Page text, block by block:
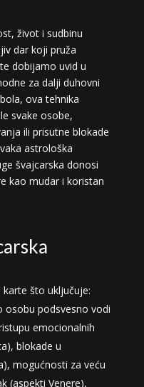
život i sudbinu
dar koji pruža
dobijamo uvid u
za dalji duhovni
ova tehnika
svake osobe,
ili prisutne blokade
astrološka
švajcarska donosi
kao mudar i koristan
što uključuje:
osobu podsvesno vodi
emocionalnih
blokade u
mogućnosti za veću
(aspekti Venere),